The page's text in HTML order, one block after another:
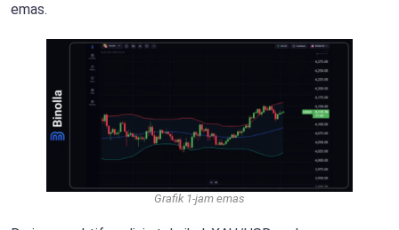
emas.
Grafik 1-jam emas